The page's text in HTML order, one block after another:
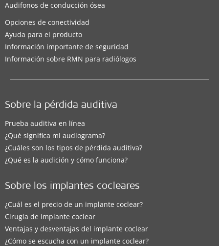
Audifonos de conducción ósea
Opciones de conectividad
Ayuda para el producto
Información importante de seguridad
Información sobre RMN para radiólogos
Sobre la pérdida auditiva
Prueba auditiva en línea
¿Qué significa mi audiograma?
¿Cuáles son los tipos de pérdida auditiva?
¿Qué es la audición y cómo funciona?
Sobre los implantes cocleares
¿Cuál es el precio de un implante coclear?
Cirugía de implante coclear
Ventajas y desventajas del implante coclear
¿Cómo se escucha con un implante coclear?